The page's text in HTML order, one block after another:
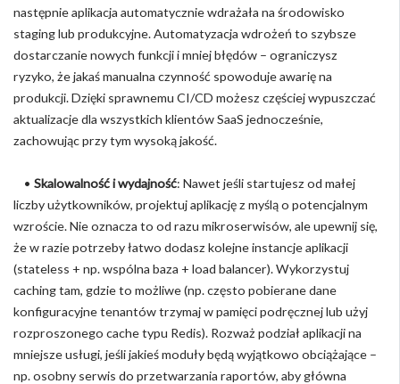
następnie aplikacja automatycznie wdrażała na środowisko
staging lub produkcyjne. Automatyzacja wdrożeń to szybsze
dostarczanie nowych funkcji i mniej błędów – ograniczysz
ryzyko, że jakaś manualna czynność spowoduje awarię na
produkcji. Dzięki sprawnemu CI/CD możesz częściej wypuszczać
aktualizacje dla wszystkich klientów SaaS jednocześnie,
zachowując przy tym wysoką jakość.
• Skalowalność i wydajność: Nawet jeśli startujesz od małej
liczby użytkowników, projektuj aplikację z myślą o potencjalnym
wzroście. Nie oznacza to od razu mikroserwisów, ale upewnij się,
że w razie potrzeby łatwo dodasz kolejne instancje aplikacji
(stateless + np. wspólna baza + load balancer). Wykorzystuj
caching tam, gdzie to możliwe (np. często pobierane dane
konfiguracyjne tenantów trzymaj w pamięci podręcznej lub użyj
rozproszonego cache typu Redis). Rozważ podział aplikacji na
mniejsze usługi, jeśli jakieś moduły będą wyjątkowo obciążające –
np. osobny serwis do przetwarzania raportów, aby główna